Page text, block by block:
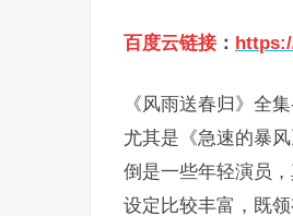
百度云链接 ：
《风雨送春归》全
尤其是《急速的暴
倒是一些年轻演员
设定比较丰富，既